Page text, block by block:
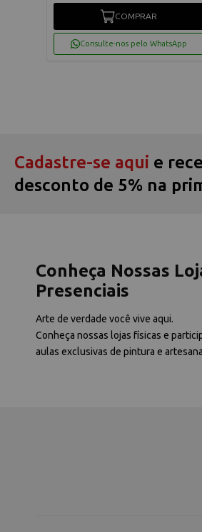
COMPRAR
Consulte-nos pelo WhatsApp
Cadastre-se aqui e
desconto de 5% na
Conheça Nossas
Presenciais
Arte de verdade você vive aqui.
Conheça nossas lojas físicas e
aulas exclusivas de pintura e